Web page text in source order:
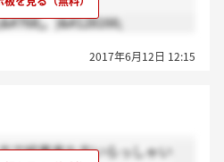
。)&#128166;
2017年6月12日 12:15
で結果来た方いらっしゃい